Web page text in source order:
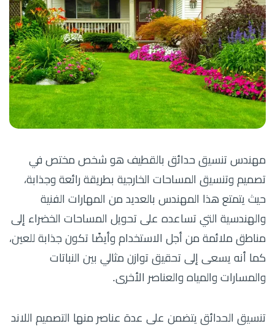
مهندس تنسيق حدائق بالقطيف هو شخص مختص في
تصميم وتنسيق المساحات الخارجية بطريقة رائعة وجذابة،
حيث يتمتع هذا المهندس بالعديد من المهارات الفنية
والهندسية التي تساعده على تحويل المساحات الخضراء إلى
مناطق ملائمة من أجل الاستخدام وأيضًا تكون جذابة للعين،
كما أنه يسعى إلى تحقيق توازن مثالي بين النباتات
والمسارات والمياه والعناصر الأخرى.
تنسيق الحدائق يتضمن على عدة عناصر منها التصميم اللاند